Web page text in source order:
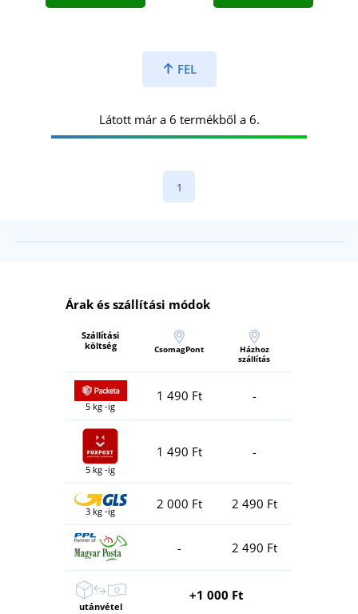
FEL
Látott már a 6 termékből a 6.
1
Árak és szállítási módok
Szállítási
költség
CsomagPont
Házhoz
szállítás
5 kg -ig
1 490 Ft -
5 kg -ig
1 490 Ft -
3 kg -ig 2 000 Ft 2 490 Ft
- 2 490 Ft
utánvétel
+1 000 Ft